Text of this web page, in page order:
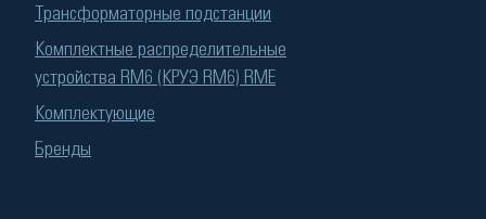
Трансформаторные подстанции
Комплектные распределительные
устройства RM6 (КРУЭ RM6) RME
Комплектующие
Бренды